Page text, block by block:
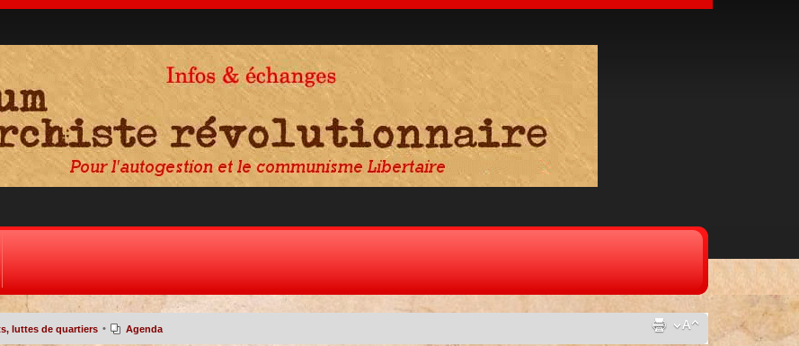
luttes de quartiers • Agenda